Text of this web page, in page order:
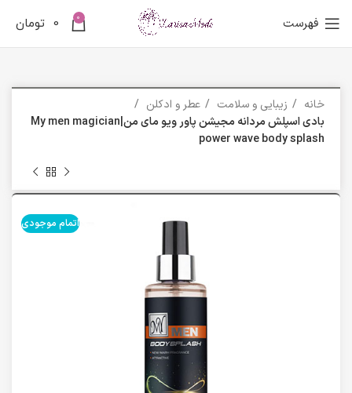
فهرست 0
0 تومان
خانه زیبایی و سلامت
عطر و ادکلن
بادی اسپلش مردانه مجیشن پاور ویو مای من|My men magician
power wave body splash
اتمام موجودی